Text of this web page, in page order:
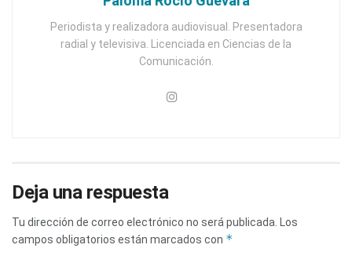
Periodista y realizadora audiovisual. Presentadora
radial y televisiva. Licenciada en Ciencias de la
Comunicación.
Deja una respuesta
Tu dirección de correo electrónico no será publicada. Los
campos obligatorios están marcados con *